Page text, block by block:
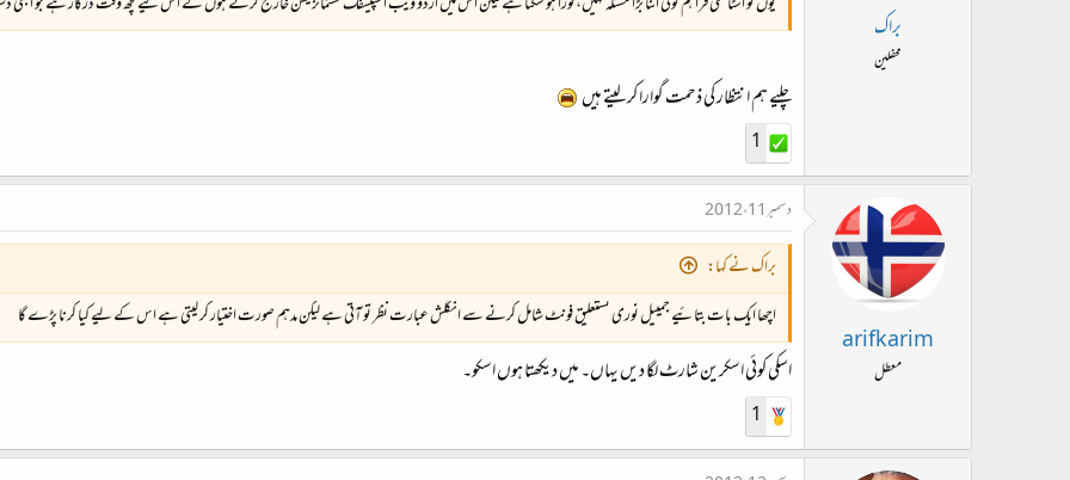
براک
محفلین
چلیے ہم انتظار کی ذحمت گوارا کر لیتے ہیں
1
arifkarim
معطل
دسمبر 11، 2012
براک نے کہا:
اچھا ایک بات بتائیے جمییل نوری نستعلیق فونٹ شامل کرنے سے انگلش عبارت نظر تو آتی ہے لیکن مدہم صورت اختیار کر لیتی ہے اس کے لیے کیا کرنا پڑے گا
اسکی کوئی اسکرین شارٹ لگا دیں یہاں۔ میں دیکھتا ہوں اسکو۔
1